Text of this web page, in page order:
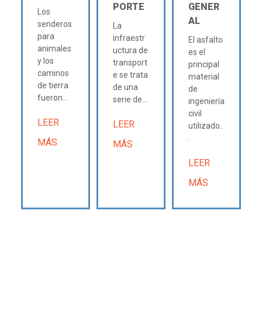
Los
senderos
para
animales
y los
caminos
de tierra
fueron...
LEER
MÁS
PORTE
La
infraestr
uctura de
transport
e se trata
de una
serie de...
LEER
MÁS
GENER
AL
El asfalto
es el
principal
material
de
ingeniería
civil
utilizado..
LEER
MÁS